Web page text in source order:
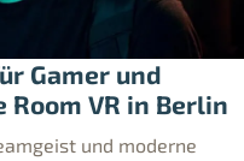
Gamer und
VR in Berlin
und moderne